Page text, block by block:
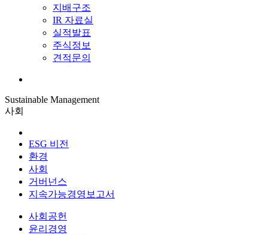
지배구조
IR 자료실
실적발표
주식정보
견적문의
Sustainable Management
사회
ESG 비전
환경
사회
거버넌스
지속가능경영보고서
사회공헌
윤리경영